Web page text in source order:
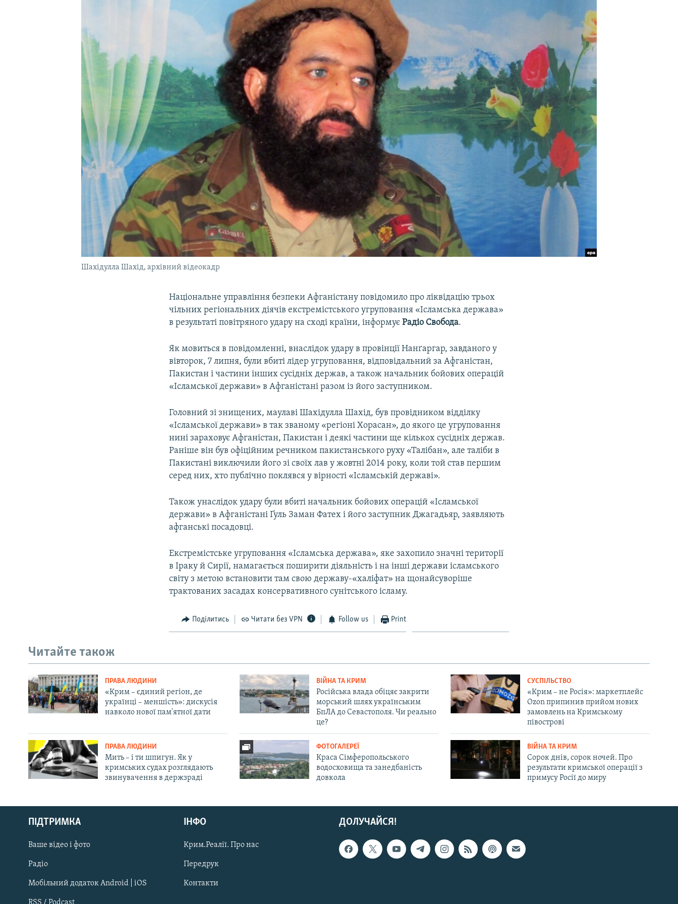
УКРАЇНСЬКА ПРОБЛЕМА КРИМУ
Русский
Qırımtatar
ДОЛУЧАЙСЯ!
Шахідулла Шахід, архівний відеокадр
Національне управління безпеки Афганістану повідомило про ліквідацію трьох
чільних регіональних діячів екстремістського угруповання «Ісламська держава»
в результаті повітряного удару на сході країни, інформуєРадіо Свобода.
Як мовиться в повідомленні, внаслідок удару в провінції Нанґаргар, завданого у
вівторок, 7 липня, були вбиті лідер угруповання, відповідальний за Афганістан,
Пакистан і частини інших сусідніх держав, а також начальник бойових операцій
«Ісламської держави» в Афганістані разом із його заступником.
Головний зі знищених, маулаві Шахідулла Шахід, був провідником відділку
«Ісламської держави» в так званому «регіоні Хорасан», до якого це угруповання
нині зараховує Афганістан, Пакистан і деякі частини ще кількох сусідніх держав.
Раніше він був офіційним речником пакистанського руху «Талібан», але таліби в
Пакистані виключили його зі своїх лав у жовтні 2014 року, коли той став першим
серед них, хто публічно поклявся у вірності «Ісламській державі».
Також унаслідок удару були вбиті начальник бойових операцій «Ісламської
держави» в Афганістані Ґуль Заман Фатех і його заступник Джагадьяр, заявляють
афганські посадовці.
Екстремістське угруповання «Ісламська держава», яке захопило значні території
в Іраку й Сирії, намагається поширити діяльність і на інші держави ісламського
світу з метою встановити там свою державу-«халіфат» на щонайсуворіше
трактованих засадах консервативного сунітського ісламу.
Поділитись Читати без VPN Follow us Print
Читайте також
ПРАВА ЛЮДИНИ
«Крим – єдиний регіон, де
українці – меншість»: дискусія
навколо нової пам'ятної дати
ВІЙНА ТА КРИМ
Російська влада обіцяє закрити
морський шлях українським
БпЛА до Севастополя. Чи реально
це?
СУСПІЛЬСТВО
«Крим – не Росія»: маркетплейс
Ozon припинив прийом нових
замовлень на Кримському
півострові
ПРАВА ЛЮДИНИ
Мить – і ти шпигун. Як у
кримських судах розглядають
звинувачення в держзраді
ФОТОГАЛЕРЕЇ
Краса Сімферопольського
водосховища та занедбаність
довкола
ВІЙНА ТА КРИМ
Сорок днів, сорок ночей. Про
результати кримської операції з
примусу Росії до миру
ДОЛУЧАЙСЯ!
ПІДТРИМКА
Ваше відео і фото
Радіо
Мобільний додаток Android | iOS
RSS / Podcast
ІНФО
Крим.Реалії. Про нас
Передрук
Контакти